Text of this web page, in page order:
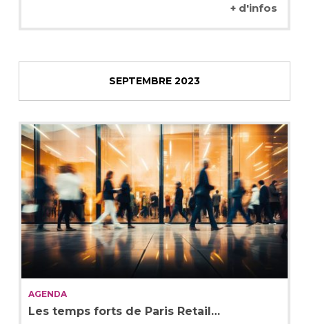
+ d'infos
SEPTEMBRE 2023
AGENDA
Les temps forts de Paris Retail…